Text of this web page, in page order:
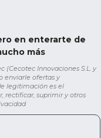
en enterarte de
más
(Cecotec Innovaciones S.L. y
enviarle ofertas y
legitimación es el
rectificar, suprimir y otros